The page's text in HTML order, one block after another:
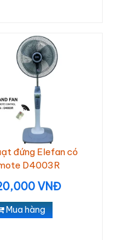
đứng Elefan có
D4003R
VNĐ
Mua hàng